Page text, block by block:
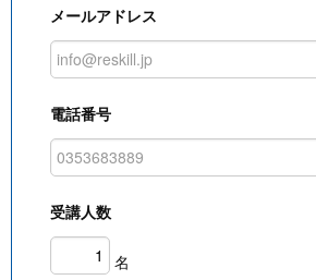
メールアドレス
電話番号
受講人数
名